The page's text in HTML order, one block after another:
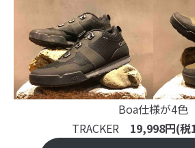
Boa仕様が4色
TRACKER 19,998円(